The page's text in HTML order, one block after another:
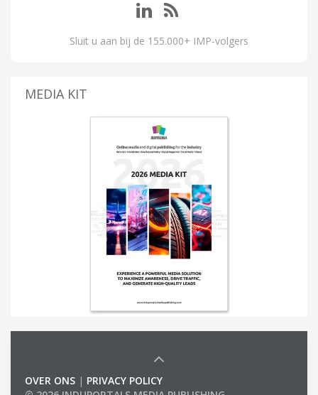
Sluit u aan bij de 155.000+ IMP-volgers
MEDIA KIT
OVER ONS | PRIVACY POLICY